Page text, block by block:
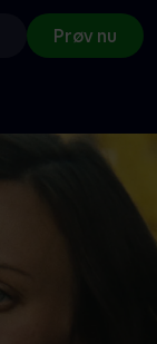
Prøv nu